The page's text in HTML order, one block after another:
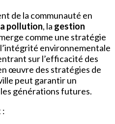
de la communauté en
pollution, la gestion
comme une stratégie
environnementale
sur l’efficacité des
œuvre des stratégies de
peut garantir un
générations futures.
: